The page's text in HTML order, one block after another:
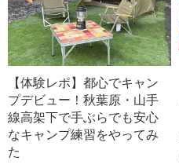
【体験レポ】都心でキャン
プデビュー！秋葉原・山手
線高架下で手ぶらでも安心
なキャンプ練習をやってみ
た